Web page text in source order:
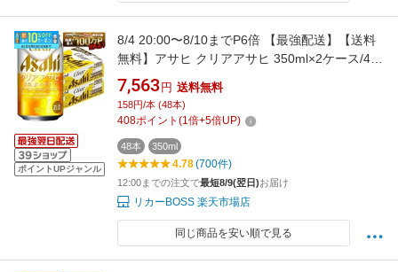
ポイントUPジャンル
8/4 20:00〜8/10までP6倍 【最強配送】【送料
無料】アサヒ クリアアサヒ 350ml×2ケース/48
本 YTR
7,563 円 送料無料
158円/本 (48本)
408ポイント (1倍+5倍UP)
48本 350ml
4.78(700件)
12:00までの注文で最短8/9(翌日)お届け
リカーBOSS 楽天市場店
同じ商品を安い順で見る